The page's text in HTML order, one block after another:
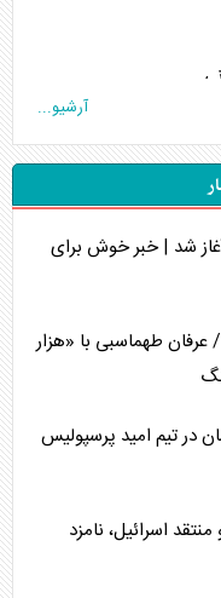
آرشیو...
مابه‌التفاوت حقوق فروردین ۱۴۰۵ آغاز شد | خبر خوش برای
طهماسبی با «هزار
در تیم امید پرسپولیس
اسرائیل، نامزد